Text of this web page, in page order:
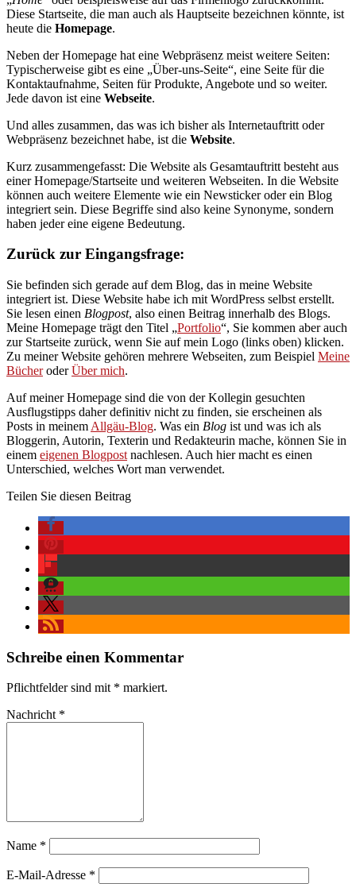
Diese Startseite, die man auch als Hauptseite bezeichnen könnte, ist
heute die Homepage.
Neben der Homepage hat eine Webpräsenz meist weitere Seiten:
Typischerweise gibt es eine „Über-uns-Seite“, eine Seite für die
Kontaktaufnahme, Seiten für Produkte, Angebote und so weiter.
Jede davon ist eine Webseite.
Und alles zusammen, das was ich bisher als Internetauftritt oder
Webpräsenz bezeichnet habe, ist die Website.
Kurz zusammengefasst: Die Website als Gesamtauftritt besteht aus
einer Homepage/Startseite und weiteren Webseiten. In die Website
können auch weitere Elemente wie ein Newsticker oder ein Blog
integriert sein. Diese Begriffe sind also keine Synonyme, sondern
haben jeder eine eigene Bedeutung.
Zurück zur Eingangsfrage:
Sie befinden sich gerade auf dem Blog, das in meine Website
integriert ist. Diese Website habe ich mit WordPress selbst erstellt.
Sie lesen einen Blogpost, also einen Beitrag innerhalb des Blogs.
Meine Homepage trägt den Titel „Portfolio“, Sie kommen aber auch
zur Startseite zurück, wenn Sie auf mein Logo (links oben) klicken.
Zu meiner Website gehören mehrere Webseiten, zum Beispiel Meine
BücheroderÜber mich.
Auf meiner Homepage sind die von der Kollegin gesuchten
Ausflugstipps daher definitiv nicht zu finden, sie erscheinen als
Posts in meinem Allgäu-Blog. Was ein Blog ist und was ich als
Bloggerin, Autorin, Texterin und Redakteurin mache, können Sie in
einem eigenen Blogpost nachlesen. Auch hier macht es einen
Unterschied, welches Wort man verwendet.
Teilen Sie diesen Beitrag
Schreibe einen Kommentar
Pflichtfelder sind mit * markiert.
Nachricht *
Name *
E-Mail-Adresse *